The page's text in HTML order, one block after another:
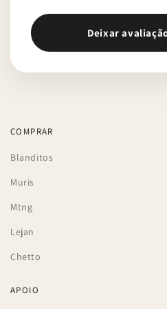
Deixar
COMPRAR
Blanditos
Muris
Mtng
Lejan
Chetto
APOIO